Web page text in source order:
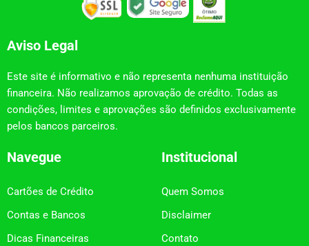
Aviso Legal
Este site é informativo e não representa nenhuma instituição
financeira. Não realizamos aprovação de crédito. Todas as
condições, limites e aprovações são definidos exclusivamente
pelos bancos parceiros.
Navegue
Cartões de Crédito
Contas e Bancos
Dicas Financeiras
Institucional
Quem Somos
Disclaimer
Contato